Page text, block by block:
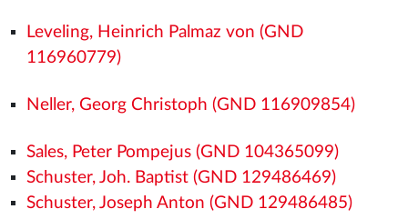
Leveling, Heinrich Palmaz von (GND
116960779)
Neller, Georg Christoph (GND 116909854)
Sales, Peter Pompejus (GND 104365099)
Schuster, Joh. Baptist (GND 129486469)
Schuster, Joseph Anton (GND 129486485)